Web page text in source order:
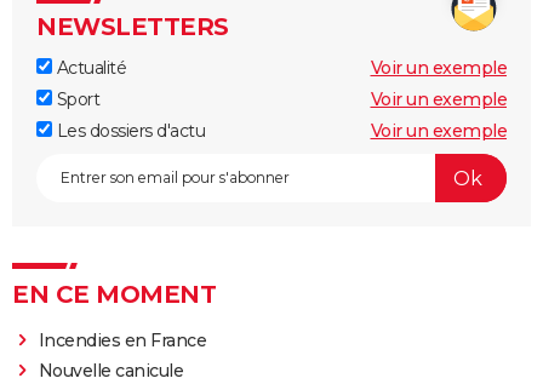
NEWSLETTERS
Actualité
Voir un exemple
Sport
Voir un exemple
Les dossiers d'actu
Voir un exemple
EN CE MOMENT
Incendies en France
Nouvelle canicule